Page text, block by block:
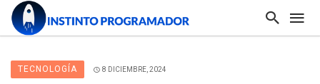
TECNOLOGÍA 8 DICIEMBRE, 2024